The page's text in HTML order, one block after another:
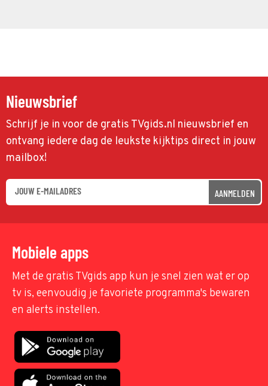
Nieuwsbrief
Schrijf je in voor de gratis TVgids.nl nieuwsbrief en
ontvang iedere dag de leukste kijktips direct in jouw
mailbox!
AANMELDEN
Mobiele apps
Met de gratis TVgids app kun je snel zien wat er op
tv is, eenvoudig je favoriete programma's bewaren
en alerts instellen.